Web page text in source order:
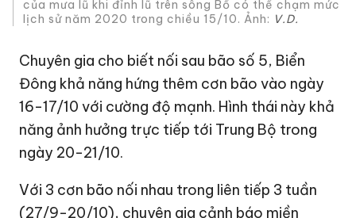
ngày 20-21/10.
Với 3 cơn bão nối nhau trong liên tiếp 3 tuần
(27/9-20/10), chuyên gia cảnh báo miền
Trung đối mặt với nguy cơ bão chồng bão, lũ
chồng lũ.
Cùng ngày, Trung tâm Dự báo Khí tượng Thủy
văn Quốc gia cho biết một áp thấp nhiệt đới
đang hoạt động ở khu vực phía đông của